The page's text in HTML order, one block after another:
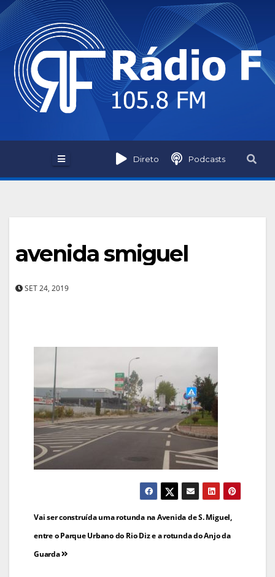
Skip
to
content
Direto Podcasts
avenida smiguel
SET 24, 2019
Navegação
de
artigos
Vai ser construída uma rotunda na Avenida de S. Miguel,
entre o Parque Urbano do Rio Diz e a rotunda do Anjo da
Guarda